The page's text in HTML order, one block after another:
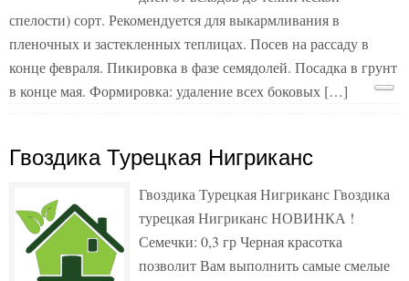
спелости) сорт. Рекомендуется для выкармливания в
пленочных и застекленных теплицах. Посев на рассаду в
конце февраля. Пикировка в фазе семядолей. Посадка в грунт
в конце мая. Формировка: удаление всех боковых […]
Гвоздика Турецкая Нигриканс
Гвоздика Турецкая Нигриканс Гвоздика
турецкая Нигриканс НОВИНКА !
Семечки: 0,3 гр Черная красотка
позволит Вам выполнить самые смелые